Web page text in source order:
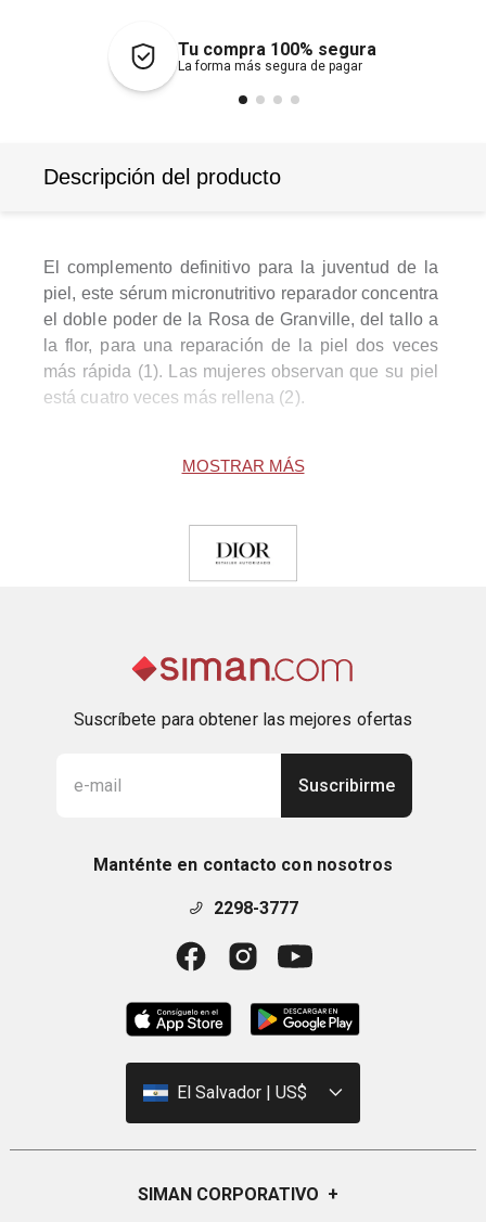
Tu compra 100% segura
La forma más segura de pagar
Descripción del producto
El complemento definitivo para la juventud de la
piel, este sérum micronutritivo reparador concentra
el doble poder de la Rosa de Granville, del tallo a
la flor, para una reparación de la piel dos veces
más rápida (1). Las mujeres observan que su piel
está cuatro veces más rellena (2).
micronutrientes de rosa revitalizantes se completa
Rosa, 4 veces más potente que el ácido retinoico
para la revitalización de la piel (4).
un aspecto más firme, más radiante. Los contornos
del rostro parecen realzados. El 100 % de las
mujeres (5) perciben que su piel parece más joven.
(1) Test instrumental con 32 panelistas tras 30
minutos.
(2) Autopuntuación con 30 mujeres sobre la
aplicación inmediata y tras 1 mes de uso.
(4) Test in vitro de los ingredientes sobre 3
procesos alterados por la edad a nivel epidérmico
(diferenciación, adhesión, hidratación).
En cada dosificación, el perfume emblemático de
Dior Prestige proporciona un placer instantáneo
para una sensación de profunda relajación.
Desde la primera aplicación, rebosante de una
MOSTRAR MÁS
Suscríbete para obtener las mejores ofertas
Suscribirme
Manténte en contacto con nosotros
2298-3777
El Salvador | US$
SIMAN CORPORATIVO +